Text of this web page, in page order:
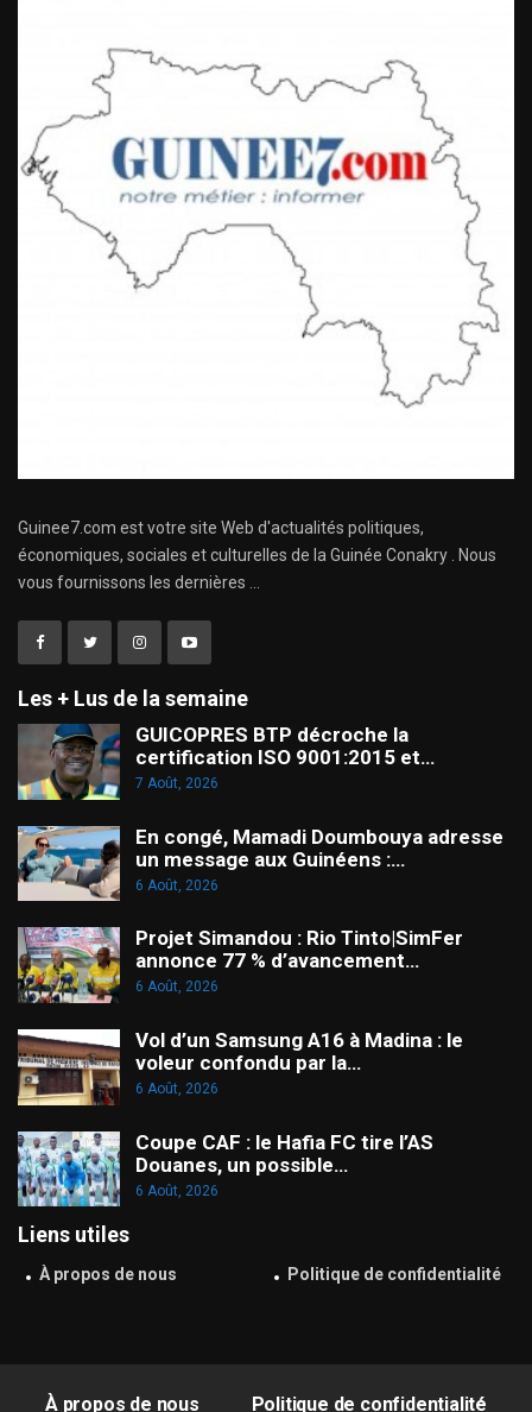
Guinee7.com est votre site Web d'actualités politiques,
économiques, sociales et culturelles de la Guinée Conakry . Nous
vous fournissons les dernières ...
Les + Lus de la semaine
GUICOPRES BTP décroche la
certification ISO 9001:2015 et…
7 Août, 2026
En congé, Mamadi Doumbouya adresse
un message aux Guinéens :…
6 Août, 2026
Projet Simandou : Rio Tinto|SimFer
annonce 77 % d’avancement…
6 Août, 2026
Vol d’un Samsung A16 à Madina : le
voleur confondu par la…
6 Août, 2026
Coupe CAF : le Hafia FC tire l’AS
Douanes, un possible…
6 Août, 2026
Liens utiles
À propos de nous Politique de confidentialité
À propos de nous Politique de confidentialité